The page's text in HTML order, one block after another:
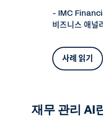
- IMC
비즈니스 애널
사례 읽기
재무 관리 AI